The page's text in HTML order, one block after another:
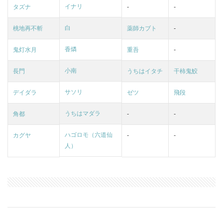
タズナ イナリ - -
桃地再不斬 白 薬師カブト -
鬼灯水月 香燐 重吾 -
長門 小南 うちはイタチ 干柿鬼鮫
デイダラ サソリ ゼツ 飛段
角都 うちはマダラ - -
カグヤ
ハゴロモ（六道仙
人）
- -